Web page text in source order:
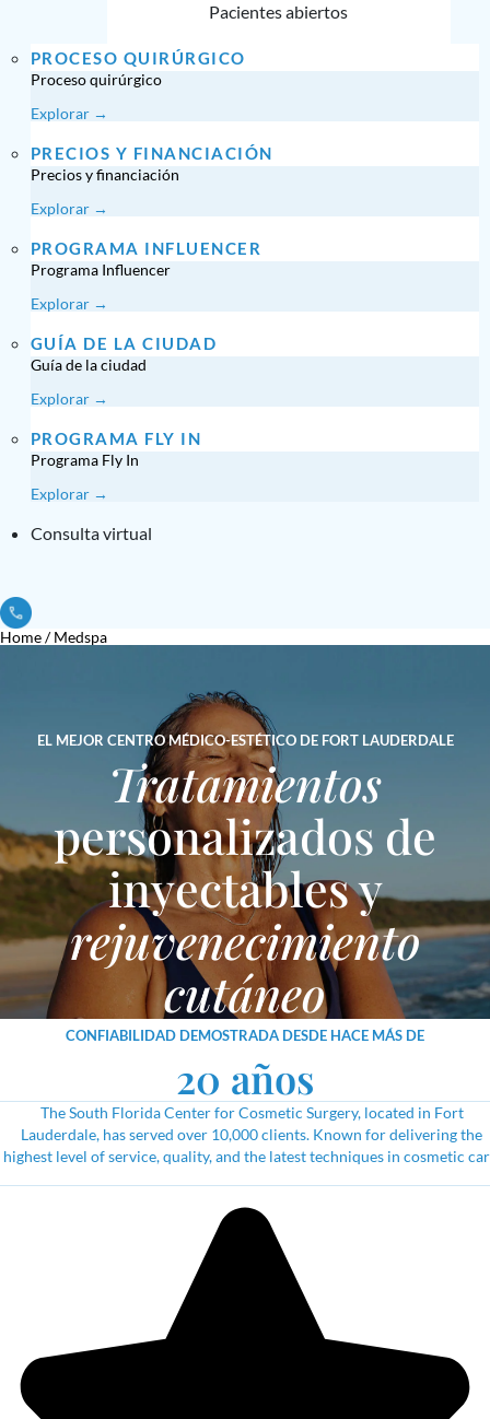
Pacientes abiertos
PROCESO QUIRÚRGICO
Proceso quirúrgico
Explorar →
PRECIOS Y FINANCIACIÓN
Precios y financiación
Explorar →
PROGRAMA INFLUENCER
Programa Influencer
Explorar →
GUÍA DE LA CIUDAD
Guía de la ciudad
Explorar →
PROGRAMA FLY IN
Programa Fly In
Explorar →
Consulta virtual
Home/Medspa
EL MEJOR CENTRO MÉDICO-ESTÉTICO DE FORT LAUDERDALE
Tratamientos
personalizados de
inyectables y
rejuvenecimiento
cutáneo
CONFIABILIDAD DEMOSTRADA DESDE HACE MÁS DE
20 años
The South Florida Center for Cosmetic Surgery, located in Fort
Lauderdale, has served over 10,000 clients. Known for delivering the
highest level of service, quality, and the latest techniques in cosmetic